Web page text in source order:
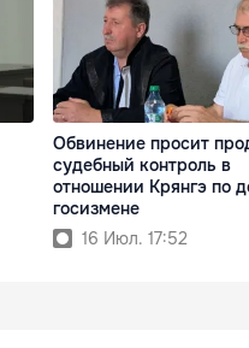
Обвинение просит
судебный контроль в
отношении Крянгэ по
госизмене
16 Июл. 17:52